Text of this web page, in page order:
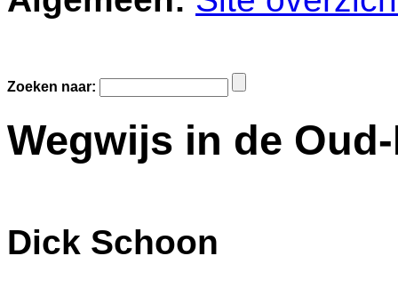
Zoeken naar:
Wegwijs in de
Dick Schoon